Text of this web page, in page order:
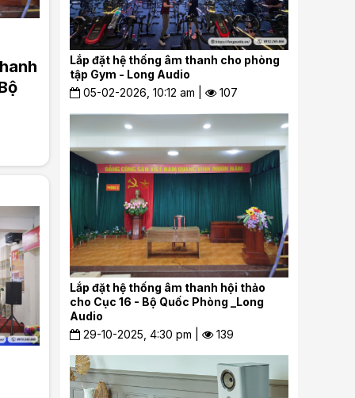
Lắp đặt hệ thống âm thanh cho phòng
tập Gym - Long Audio
05-02-2026, 10:12 am |
107
Lắp đặt hệ thống âm thanh hội thảo
cho Cục 16 - Bộ Quốc Phòng _Long
Audio
29-10-2025, 4:30 pm |
139